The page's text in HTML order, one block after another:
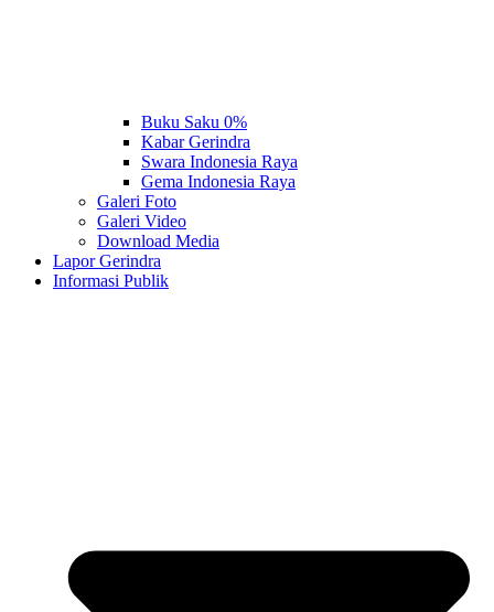
Buku Saku 0%
Kabar Gerindra
Swara Indonesia Raya
Gema Indonesia Raya
Galeri Foto
Galeri Video
Download Media
Lapor Gerindra
Informasi Publik